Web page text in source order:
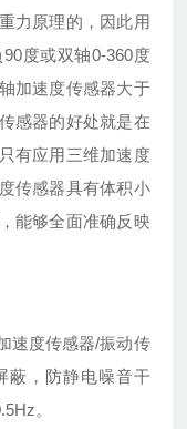
力原理的，因此用
度或双轴0-360度
加速度传感器大于
感器的好处就是在
有应用三维加速度
传感器具有体积小
能够全面准确反映
速度传感器/振动传
蔽，防静电噪音干
。